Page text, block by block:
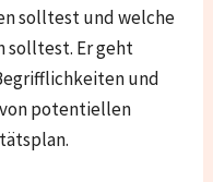
solltest und welche
solltest. Er geht
und
potentiellen